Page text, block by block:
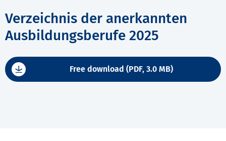
Verzeichnis der anerkannten
Ausbildungsberufe 2025
Free download (PDF, 3.0 MB)